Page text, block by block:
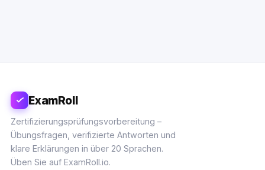
ExamRoll
Zertifizierungsprüfungsvorbereitung –
Übungsfragen, verifizierte Antworten und
klare Erklärungen in über 20 Sprachen.
Üben Sie auf ExamRoll.io.